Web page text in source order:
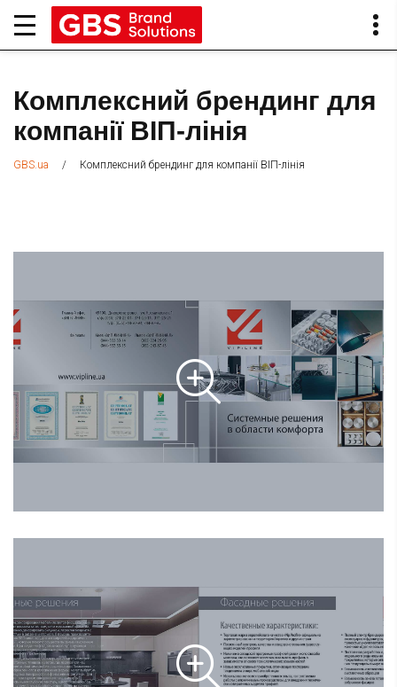
Комплексний брендинг для
компанії ВІП-лінія
GBS.ua / Комплексний брендинг для компанії ВІП-лінія